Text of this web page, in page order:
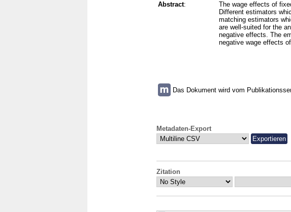
Abstract:
The wage effects of
Different estimators
matching estimators
are well-suited for the
negative effects. The
negative wage effects
Das Dokument wird vom
Metadaten-Export
Zitation